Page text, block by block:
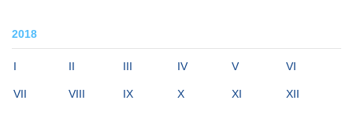
2018
I II III IV V VI
VII VIII IX X XI XII